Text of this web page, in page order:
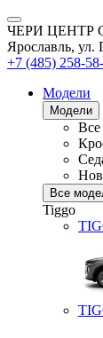
ЧЕРИ
Ярославль,
+7 (485) 258-
Модели
Модели
Все
Все
Tiggo